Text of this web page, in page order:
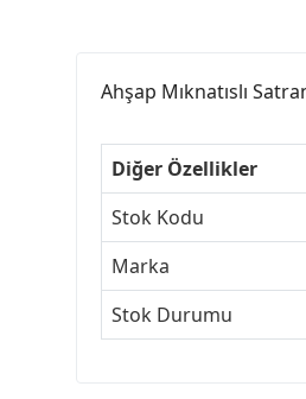
Ahşap Mıknatıslı
Diğer Özellikler
Stok Kodu
Marka
Stok Durumu